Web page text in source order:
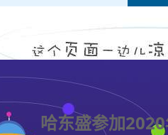
哈东盛参加